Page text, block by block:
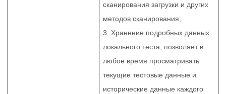
сканирования загрузки и других
методов сканирования;
3. Хранение подробных данных
локального теста, позволяет в
любое время просматривать
текущие тестовые данные и
исторические данные каждого